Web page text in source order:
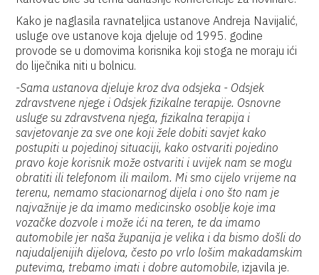
Kako je naglasila ravnateljica ustanove Andreja Navijalić,
usluge ove ustanove koja djeluje od 1995. godine
provode se u domovima korisnika koji stoga ne moraju ići
do liječnika niti u bolnicu.
-Sama ustanova djeluje kroz dva odsjeka - Odsjek
zdravstvene njege i Odsjek fizikalne terapije. Osnovne
usluge su zdravstvena njega, fizikalna terapija i
savjetovanje za sve one koji žele dobiti savjet kako
postupiti u pojedinoj situaciji, kako ostvariti pojedino
pravo koje korisnik može ostvariti i uvijek nam se mogu
obratiti ili telefonom ili mailom. Mi smo cijelo vrijeme na
terenu, nemamo stacionarnog dijela i ono što nam je
najvažnije je da imamo medicinsko osoblje koje ima
vozačke dozvole i može ići na teren, te da imamo
automobile jer naša županija je velika i da bismo došli do
najudaljenijih dijelova, često po vrlo lošim makadamskim
putevima, trebamo imati i dobre automobile, izjavila je.